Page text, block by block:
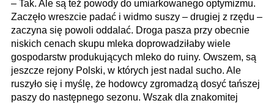
– Tak. Ale są też powody do umiarkowanego optymizmu.
Zaczęło wreszcie padać i widmo suszy – drugiej z rzędu –
zaczyna się powoli oddalać. Droga pasza przy obecnie
niskich cenach skupu mleka doprowadziłaby wiele
gospodarstw produkujących mleko do ruiny. Owszem, są
jeszcze rejony Polski, w których jest nadal sucho. Ale
ruszyło się i myślę, że hodowcy zgromadzą dosyć tańszej
paszy do następnego sezonu. Wszak dla znakomitej